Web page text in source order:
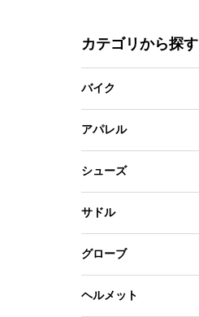
カテゴリから探す
バイク
アパレル
シューズ
サドル
グローブ
ヘルメット